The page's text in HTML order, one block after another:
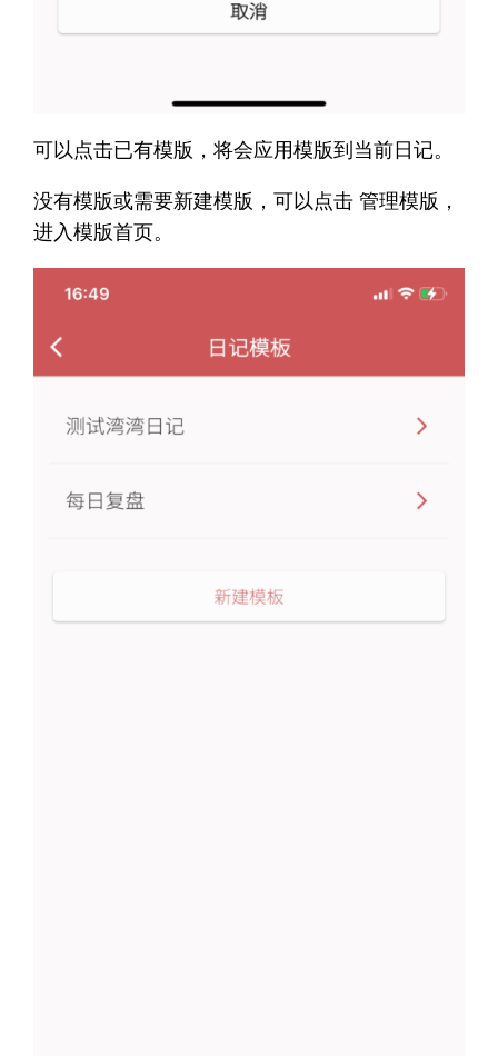
可以点击已有模版，将会应用模版到当前日记。
没有模版或需要新建模版，可以点击 管理模版，
进入模版首页。